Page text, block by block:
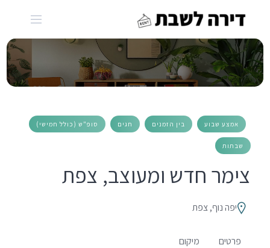
אמצע שבוע בין הזמנים חגים סופ"ש (כולל חמישי)
שבתות
צימר חדש ומעוצב, צפת
יפה נוף, צפת
פרטים מיקום